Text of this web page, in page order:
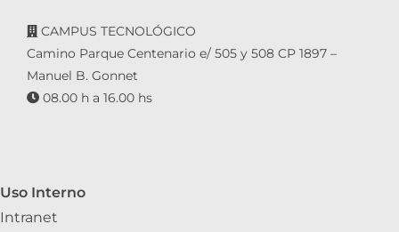
CAMPUS TECNOLÓGICO
Camino Parque Centenario e/ 505 y 508 CP 1897 –
Manuel B. Gonnet
08.00 h a 16.00 hs
Uso Interno
Intranet